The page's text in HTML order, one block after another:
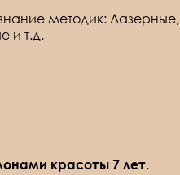
методик: Лазерные,
и т.д.
красоты 7 лет.